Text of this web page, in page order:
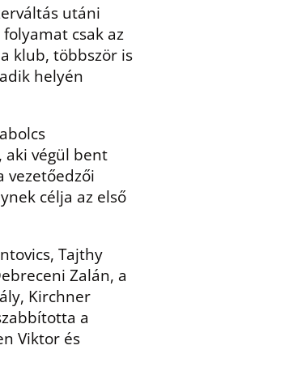
utáni
csak az
klub, többször is
helyén
aki végül bent
vezetőedzői
célja az első
Tajthy
Zalán, a
Kirchner
a
Viktor és